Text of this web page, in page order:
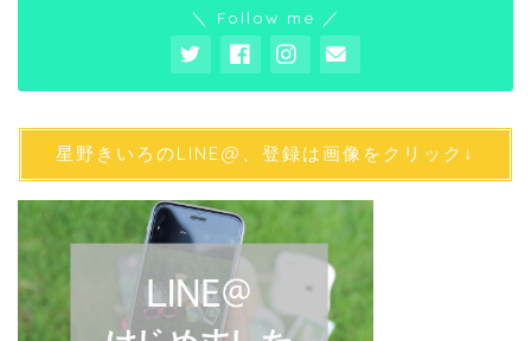
＼ Follow me ／
星野きいろのLINE@、登録は画像をクリック↓